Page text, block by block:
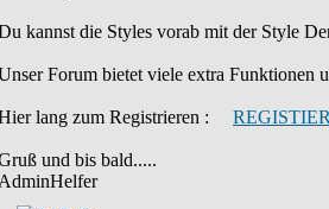
kannst die Styles vorab mit der
Forum bietet viele extra Funktionen
lang zum Registrieren :
und bis bald.....
AdminHelfer